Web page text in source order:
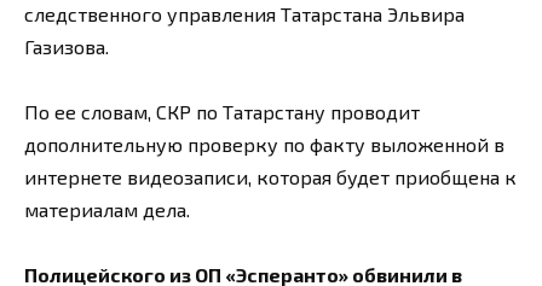
следственного управления Татарстана Эльвира
Газизова.
По ее словам, СКР по Татарстану проводит
дополнительную проверку по факту выложенной в
интернете видеозаписи, которая будет приобщена к
материалам дела.
Полицейского из ОП «Эсперанто» обвинили в